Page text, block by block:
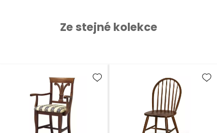
Ze stejné kolekce